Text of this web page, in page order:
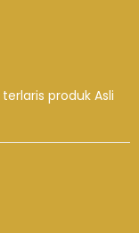
terlaris produk Asli